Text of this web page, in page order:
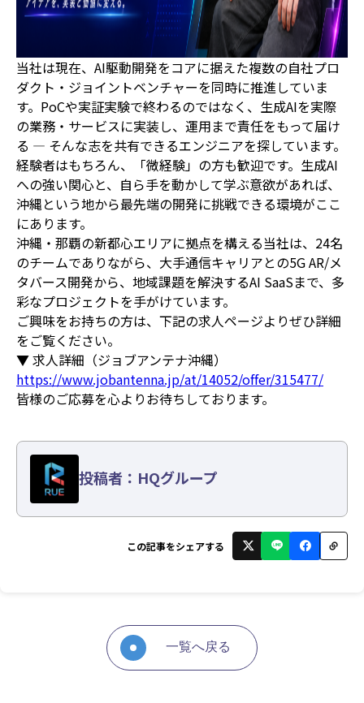
当社は現在、AI駆動開発をコアに据えた複数の自社プロ
ダクト・ジョイントベンチャーを同時に推進していま
す。PoCや実証実験で終わるのではなく、生成AIを実際
の業務・サービスに実装し、運用まで責任をもって届け
る ― そんな志を共有できるエンジニアを探しています。
経験者はもちろん、「微経験」の方も歓迎です。生成AI
への強い関心と、自ら手を動かして学ぶ意欲があれば、
沖縄という地から最先端の開発に挑戦できる環境がここ
にあります。
沖縄・那覇の新都心エリアに拠点を構える当社は、24名
のチームでありながら、大手通信キャリアとの5G AR/メ
タバース開発から、地域課題を解決するAI SaaSまで、多
彩なプロジェクトを手がけています。
ご興味をお持ちの方は、下記の求人ページよりぜひ詳細
をご覧ください。
▼ 求人詳細（ジョブアンテナ沖縄）
https://www.jobantenna.jp/at/14052/offer/315477/
皆様のご応募を心よりお待ちしております。
投稿者：HQグループ
この記事をシェアする
一覧へ戻る